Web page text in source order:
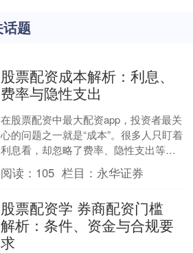
题
股票配资成本解析：利息、
费率与隐性支出
在股票配资中最大配资app，投资者最关
心的问题之一就是“成本”。很多人只盯着
利息看，却忽略了费率、隐性支出等细
节。实际上，配资成本远不止利息那么
简单。本文将从利....
阅读： 105 栏目： 永华证券
股票配资学 券商配资门槛
解析：条件、资金与合规要
求